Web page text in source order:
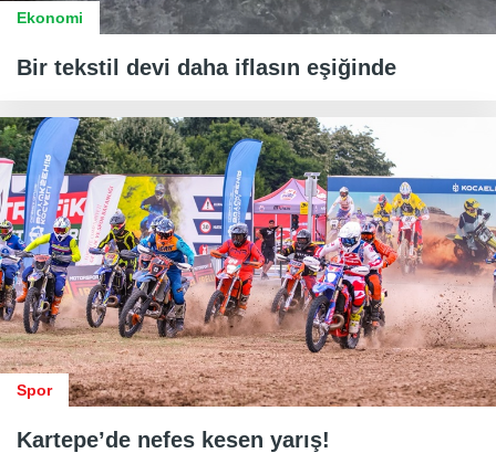
Ekonomi
Bir tekstil devi daha iflasın eşiğinde
Spor
Kartepe’de nefes kesen yarış!